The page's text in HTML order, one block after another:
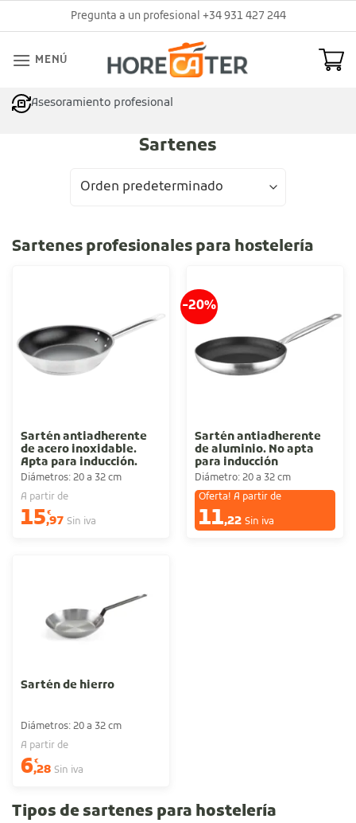
al
Pregunta a un profesional +34 931 427 244
MENÚ
Asesoramiento profesional
Sartenes
Sartenes profesionales para hostelería
Sartén antiadherente
de acero inoxidable.
Apta para inducción.
Diámetros: 20 a 32 cm
A partir de
15€
,97 Sin iva
-20%
Sartén antiadherente
de aluminio. No apta
para inducción
Diámetro: 20 a 32 cm
Oferta! A partir de
11,22 Sin iva
Sartén de hierro
Diámetros: 20 a 32 cm
A partir de
6€
,28 Sin iva
Tipos de sartenes para hostelería